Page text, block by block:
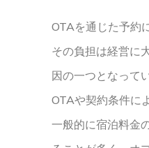
OTAを通じた予約
その負担は経営に
因の一つとなって
OTAや契約条件に
一般的に宿泊料金